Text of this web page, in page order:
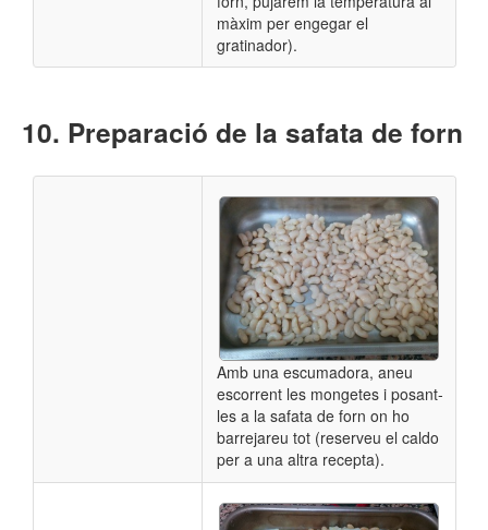
màxim per engegar el
gratinador).
Preparació de la safata de forn
Amb una escumadora, aneu
escorrent les mongetes i posant-
les a la safata de forn on ho
barrejareu tot (reserveu el caldo
per a una altra recepta).